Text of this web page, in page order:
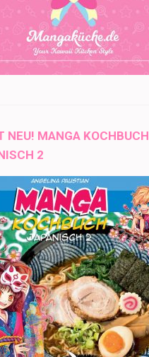
NEU! MANGA KOCHBUCH
2